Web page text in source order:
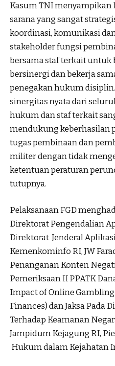
Kasum TNI menyampikan
sarana yang sangat
koordinasi, komunikasi
stakeholder fungsi
bersama staf terkait untuk
bersinergi dan bekerja
penegakan hukum
sinergitas nyata dari
hukum dan staf terkait
mendukung keberhasilan
tugas pembinaan dan
militer dengan tidak
ketentuan peraturan
tutupnya.
Pelaksanaan FGD
Direktorat Pengendalian
Direktorat Jenderal
Kemenkominfo RI, JW
Penanganan Konten
Pemeriksaan II PPATK
Impact of Online Gambling
Finances) dan Jaksa Pada
Terhadap Keamanan
Jampidum Kejagung RI,
Hukum dalam Kejahatan